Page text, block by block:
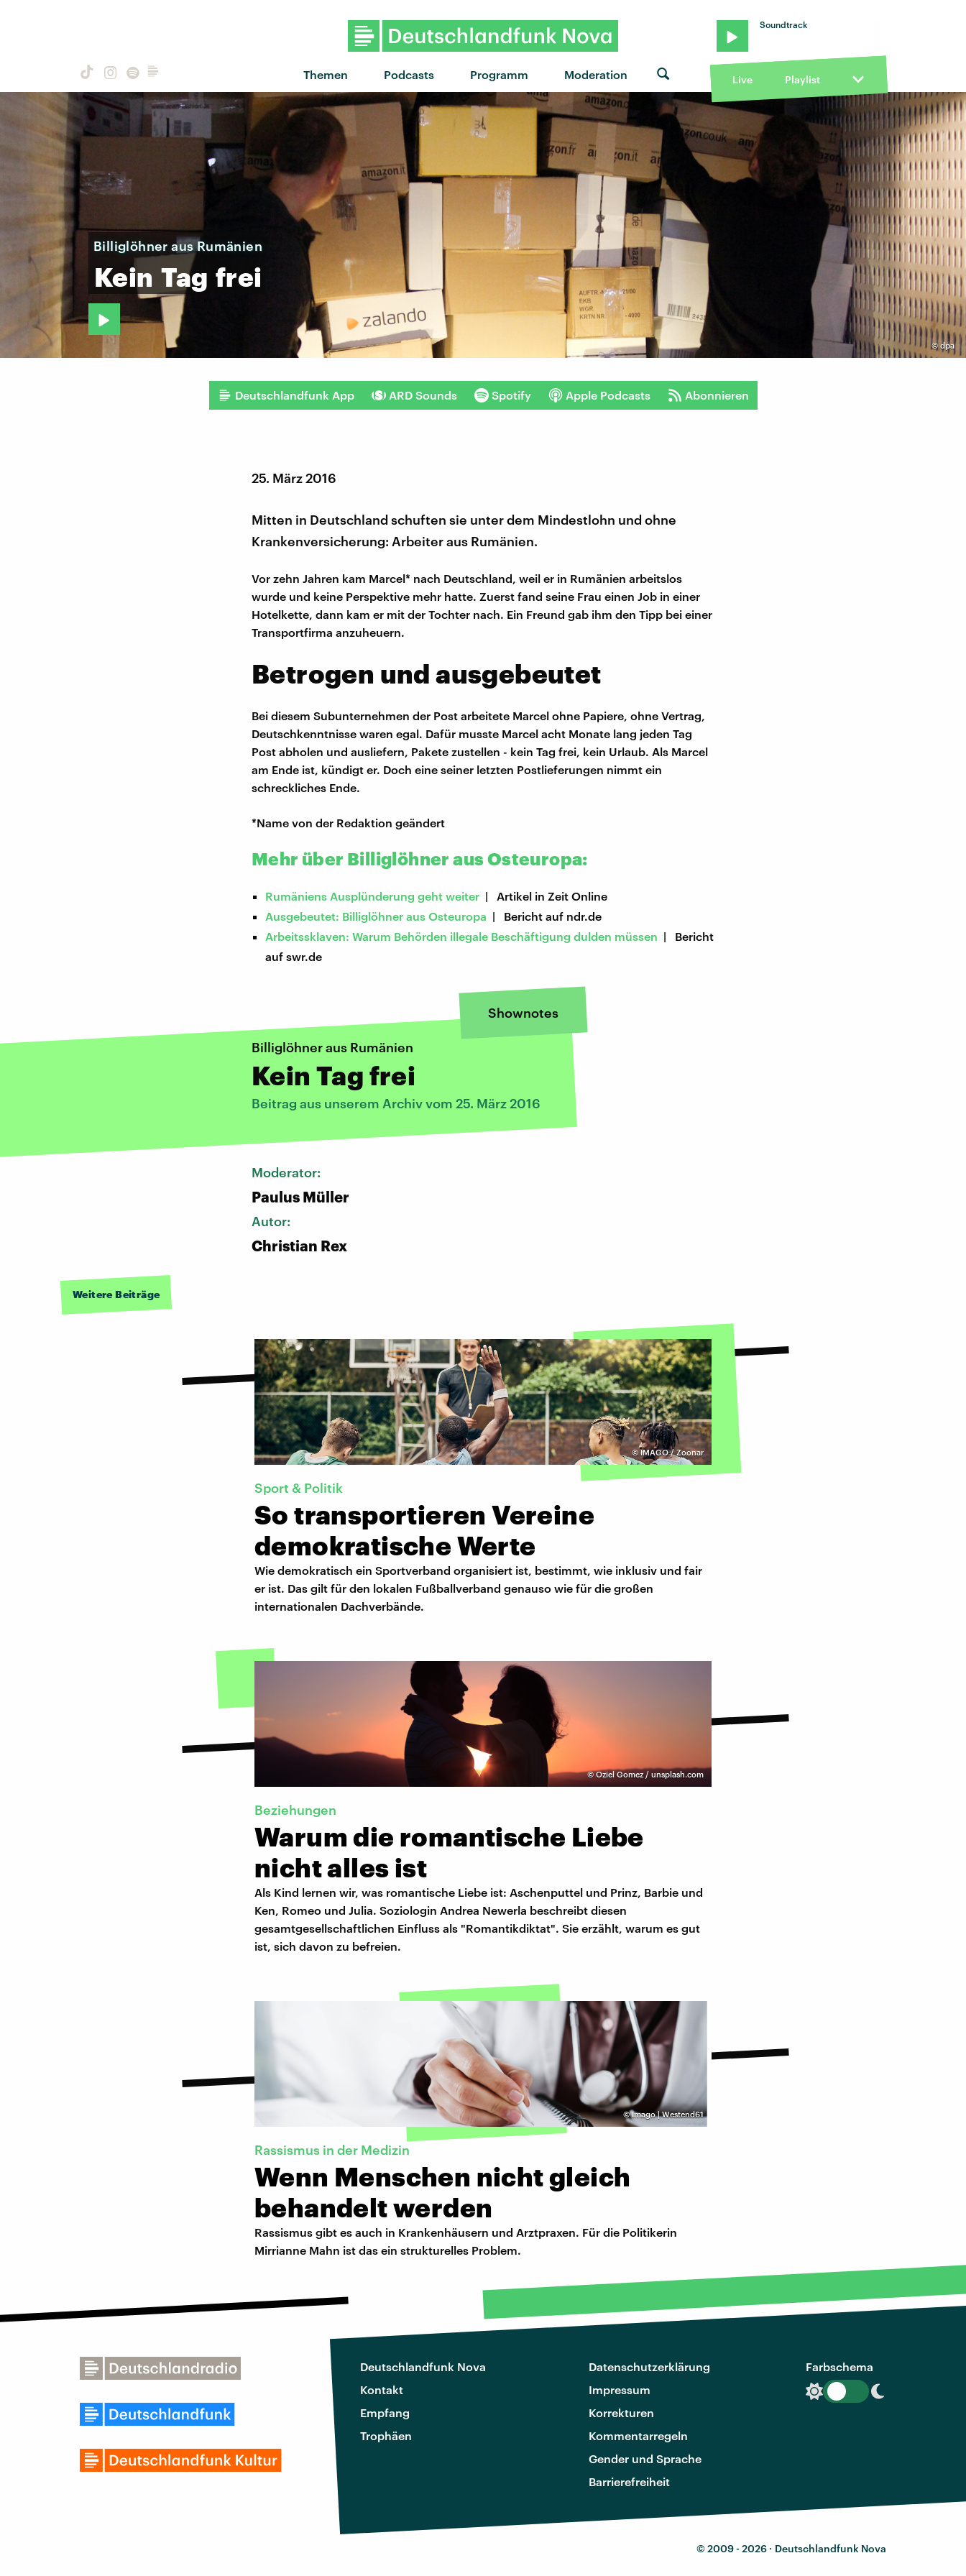
Themen Podcasts Programm Moderation
Soundtrack
Live Playlist
© dpa
Billiglöhner aus Rumänien
Kein Tag frei
Deutschlandfunk App ARD Sounds Spotify Apple Podcasts Abonnieren
25. März 2016
Mitten in Deutschland schuften sie unter dem Mindestlohn und ohne
Krankenversicherung: Arbeiter aus Rumänien.
Vor zehn Jahren kam Marcel* nach Deutschland, weil er in Rumänien arbeitslos
wurde und keine Perspektive mehr hatte. Zuerst fand seine Frau einen Job in einer
Hotelkette, dann kam er mit der Tochter nach. Ein Freund gab ihm den Tipp bei einer
Transportfirma anzuheuern.
Betrogen und ausgebeutet
Bei diesem Subunternehmen der Post arbeitete Marcel ohne Papiere, ohne Vertrag,
Deutschkenntnisse waren egal. Dafür musste Marcel acht Monate lang jeden Tag
Post abholen und ausliefern, Pakete zustellen - kein Tag frei, kein Urlaub. Als Marcel
am Ende ist, kündigt er. Doch eine seiner letzten Postlieferungen nimmt ein
schreckliches Ende.
*Name von der Redaktion geändert
Mehr über Billiglöhner aus Osteuropa:
Rumäniens Ausplünderung geht weiter | Artikel in Zeit Online
Ausgebeutet: Billiglöhner aus Osteuropa | Bericht auf ndr.de
Arbeitssklaven: Warum Behörden illegale Beschäftigung dulden müssen | Bericht
auf swr.de
Shownotes
Billiglöhner aus Rumänien
Kein Tag frei
Beitrag aus unserem Archiv vom 25. März 2016
Moderator:
Paulus Müller
Autor:
Christian Rex
Weitere Beiträge
©IMAGO / Zoonar
Sport & Politik
So transportieren Vereine
demokratische Werte
Wie demokratisch ein Sportverband organisiert ist, bestimmt, wie inklusiv und fair
er ist. Das gilt für den lokalen Fußballverband genauso wie für die großen
internationalen Dachverbände.
©Oziel Gomez / unsplash.com
Beziehungen
Warum die romantische Liebe
nicht alles ist
Als Kind lernen wir, was romantische Liebe ist: Aschenputtel und Prinz, Barbie und
Ken, Romeo und Julia. Soziologin Andrea Newerla beschreibt diesen
gesamtgesellschaftlichen Einfluss als "Romantikdiktat". Sie erzählt, warum es gut
ist, sich davon zu befreien.
©Imago | Westend61
Rassismus in der Medizin
Wenn Menschen nicht gleich
behandelt werden
Rassismus gibt es auch in Krankenhäusern und Arztpraxen. Für die Politikerin
Mirrianne Mahn ist das ein strukturelles Problem.
Deutschlandfunk Nova
Kontakt
Empfang
Trophäen
Datenschutzerklärung
Impressum
Korrekturen
Kommentarregeln
Gender und Sprache
Barrierefreiheit
Farbschema
© 2009 - 2026 · Deutschlandfunk Nova